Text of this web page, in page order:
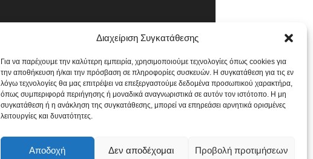
Διαχείριση Συγκατάθεσης
Για να παρέχουμε την καλύτερη εμπειρία, χρησιμοποιούμε τεχνολογίες όπως cookies για
την αποθήκευση ή/και την πρόσβαση σε πληροφορίες συσκευών. Η συγκατάθεση για τις εν
λόγω τεχνολογίες θα μας επιτρέψει να επεξεργαστούμε δεδομένα προσωπικού χαρακτήρα,
όπως συμπεριφορά περιήγησης ή μοναδικά αναγνωριστικά σε αυτόν τον ιστότοπο. Η μη
συγκατάθεση ή η ανάκληση της συγκατάθεσης, μπορεί να επηρεάσει αρνητικά ορισμένες
λειτουργίες και δυνατότητες.
Αποδοχή Δεν αποδέχομαι Προβολή προτιμήσεων